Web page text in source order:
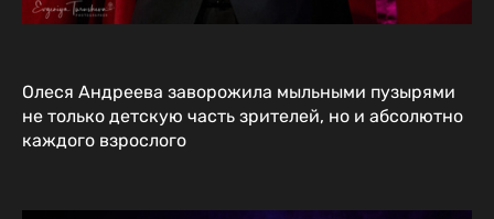
Олеся Андреева заворожила мыльными пузырями
не только детскую часть зрителей, но и абсолютно
каждого взрослого